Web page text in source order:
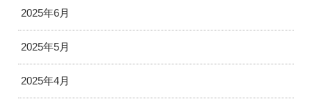
2025年6月
2025年5月
2025年4月